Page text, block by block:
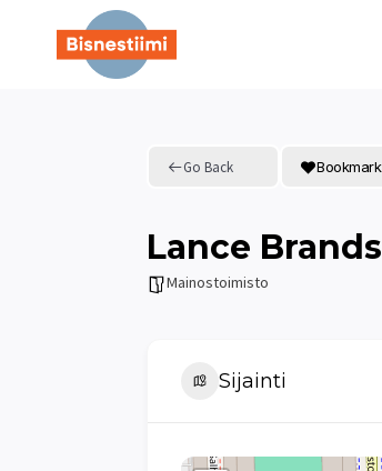
sisältöön
Go Back Bookmark
Lance Brands
Mainostoimisto
Sijainti